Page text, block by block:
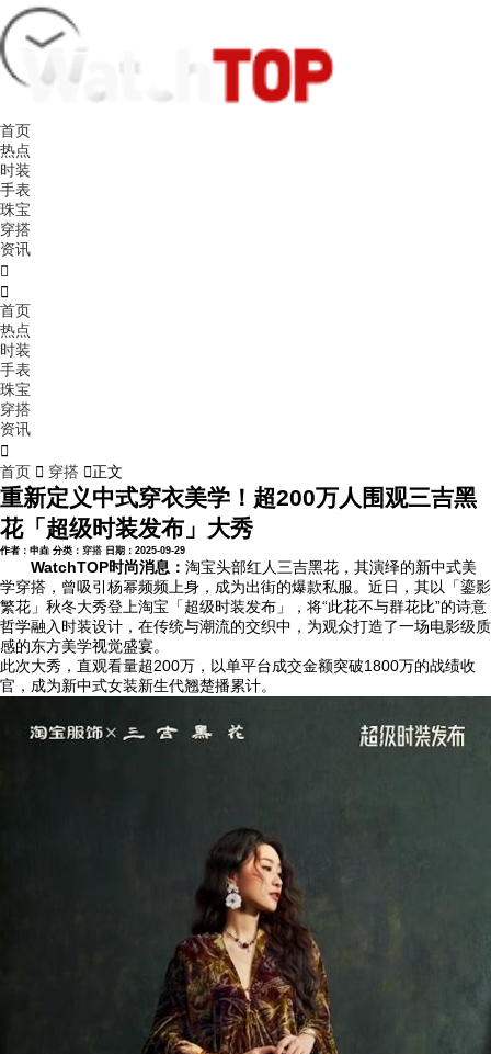
首页
热点
时装
手表
珠宝
穿搭
资讯


首页
热点
时装
手表
珠宝
穿搭
资讯

首页  穿搭 正文
重新定义中式穿衣美学！超200万人围观三吉黑
花「超级时装发布」大秀
作者：申垚 分类： 穿搭 日期：2025-09-29
WatchTOP时尚消息： 淘宝头部红人三吉黑花，其演绎的新中式美
学穿搭，曾吸引杨幂频频上身，成为出街的爆款私服。近日，其以「鎏影
繁花」秋冬大秀登上淘宝「超级时装发布」，将“此花不与群花比”的诗意
哲学融入时装设计，在传统与潮流的交织中，为观众打造了一场电影级质
感的东方美学视觉盛宴。
此次大秀，直观看量超200万，以单平台成交金额突破1800万的战绩收
官，成为新中式女装新生代翘楚播累计。